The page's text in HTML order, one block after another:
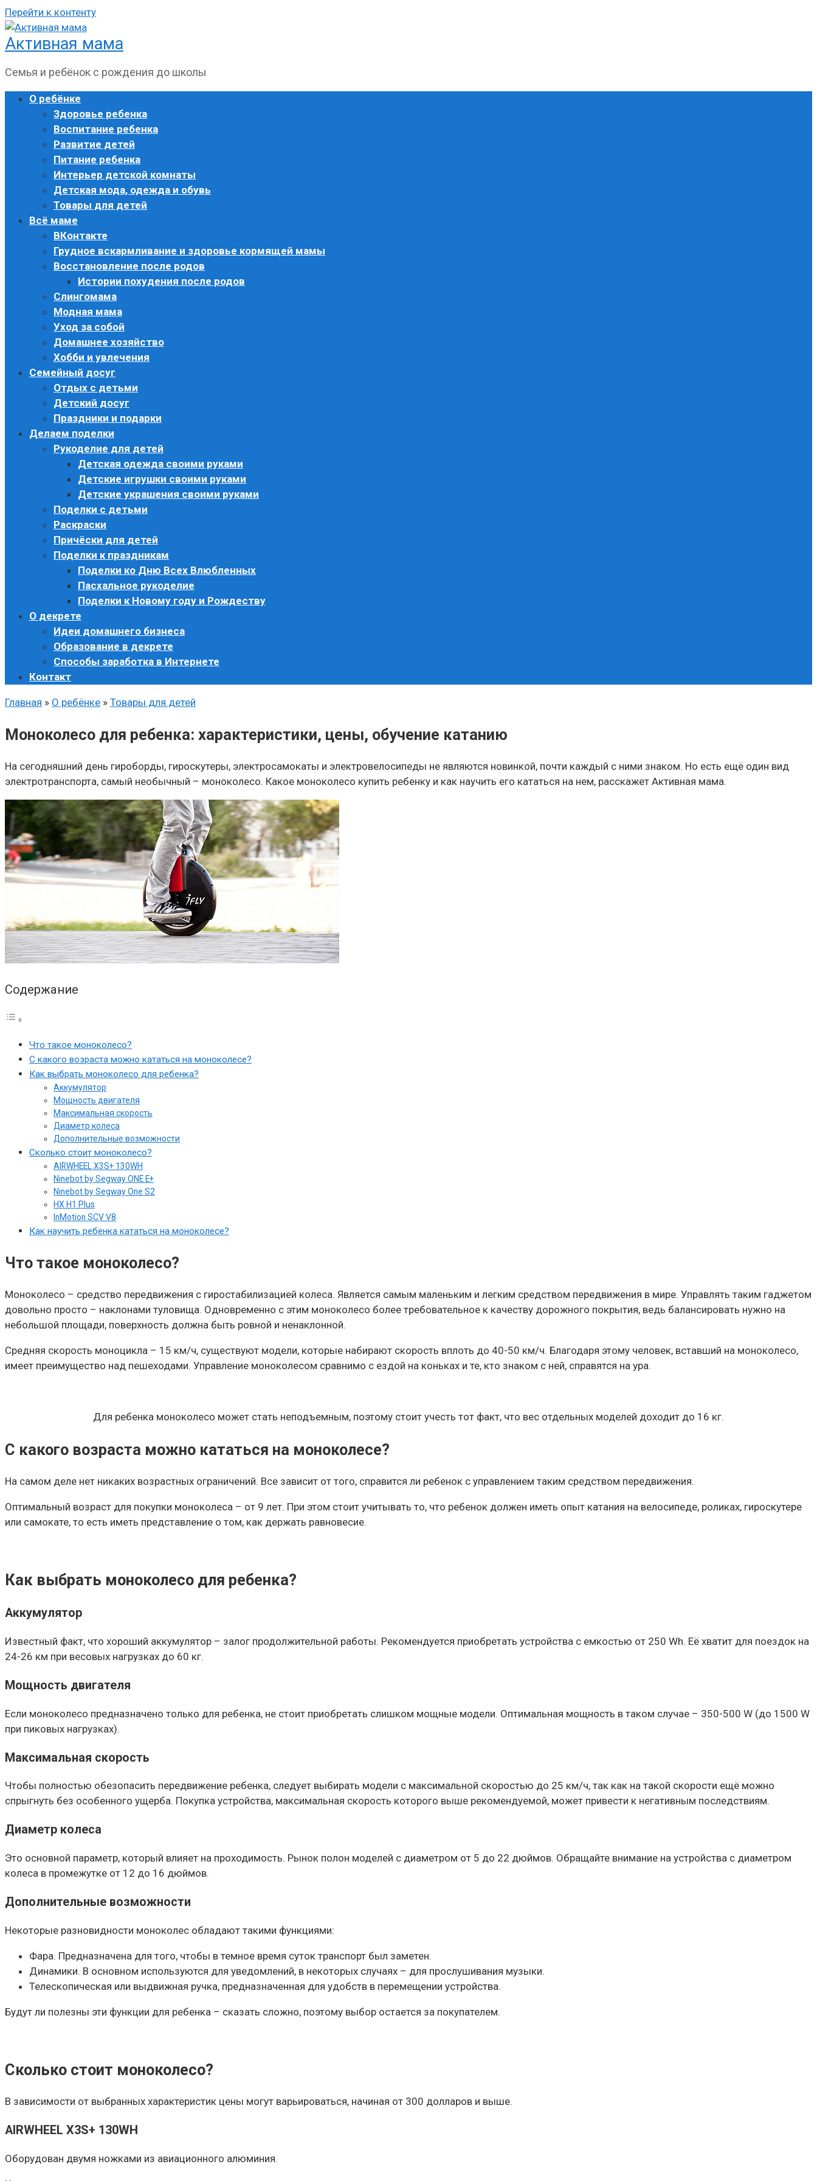
Перейти к контенту
Активная мама
Семья и ребёнок с рождения до школы
О ребёнке
Здоровье ребенка
Воспитание ребенка
Развитие детей
Питание ребенка
Интерьер детской комнаты
Детская мода, одежда и обувь
Товары для детей
Всё маме
ВКонтакте
Грудное вскармливание и здоровье кормящей мамы
Восстановление после родов
Истории похудения после родов
Слингомама
Модная мама
Уход за собой
Домашнее хозяйство
Хобби и увлечения
Семейный досуг
Отдых с детьми
Детский досуг
Праздники и подарки
Делаем поделки
Рукоделие для детей
Детская одежда своими руками
Детские игрушки своими руками
Детские украшения своими руками
Поделки с детьми
Раскраски
Причёски для детей
Поделки к праздникам
Поделки ко Дню Всех Влюбленных
Пасхальное рукоделие
Поделки к Новому году и Рождеству
О декрете
Идеи домашнего бизнеса
Образование в декрете
Способы заработка в Интернете
Контакт
Главная » О ребёнке » Товары для детей
Моноколесо для ребенка: характеристики, цены, обучение катанию
На сегодняшний день гироборды, гироскутеры, электросамокаты и электровелосипеды не являются новинкой, почти каждый с ними знаком. Но есть ещё один вид
электротранспорта, самый необычный – моноколесо. Какое моноколесо купить ребенку и как научить его кататься на нем, расскажет Активная мама.
Содержание
Что такое моноколесо?
С какого возраста можно кататься на моноколесе?
Как выбрать моноколесо для ребенка?
Аккумулятор
Мощность двигателя
Максимальная скорость
Диаметр колеса
Дополнительные возможности
Сколько стоит моноколесо?
AIRWHEEL X3S+ 130WH
Ninebot by Segway ONE E+
Ninebot by Segway One S2
HX H1 Plus
InMotion SCV V8
Как научить ребенка кататься на моноколесе?
Что такое моноколесо?
Моноколесо – средство передвижения с гиростабилизацией колеса. Является самым маленьким и легким средством передвижения в мире. Управлять таким гаджетом
довольно просто – наклонами туловища. Одновременно с этим моноколесо более требовательное к качеству дорожного покрытия, ведь балансировать нужно на
небольшой площади, поверхность должна быть ровной и ненаклонной.
Средняя скорость моноцикла – 15 км/ч, существуют модели, которые набирают скорость вплоть до 40-50 км/ч. Благодаря этому человек, вставший на моноколесо,
имеет преимущество над пешеходами. Управление моноколесом сравнимо с ездой на коньках и те, кто знаком с ней, справятся на ура.
Для ребенка моноколесо может стать неподъемным, поэтому стоит учесть тот факт, что вес отдельных моделей доходит до 16 кг.
С какого возраста можно кататься на моноколесе?
На самом деле нет никаких возрастных ограничений. Все зависит от того, справится ли ребенок с управлением таким средством передвижения.
Оптимальный возраст для покупки моноколеса – от 9 лет. При этом стоит учитывать то, что ребенок должен иметь опыт катания на велосипеде, роликах, гироскутере
или самокате, то есть иметь представление о том, как держать равновесие.
Как выбрать моноколесо для ребенка?
Аккумулятор
Известный факт, что хороший аккумулятор – залог продолжительной работы. Рекомендуется приобретать устройства с емкостью от 250 Wh. Её хватит для поездок на
24-26 км при весовых нагрузках до 60 кг.
Мощность двигателя
Если моноколесо предназначено только для ребенка, не стоит приобретать слишком мощные модели. Оптимальная мощность в таком случае – 350-500 W (до 1500 W
при пиковых нагрузках).
Максимальная скорость
Чтобы полностью обезопасить передвижение ребенка, следует выбирать модели с максимальной скоростью до 25 км/ч, так как на такой скорости ещё можно
спрыгнуть без особенного ущерба. Покупка устройства, максимальная скорость которого выше рекомендуемой, может привести к негативным последствиям.
Диаметр колеса
Это основной параметр, который влияет на проходимость. Рынок полон моделей с диаметром от 5 до 22 дюймов. Обращайте внимание на устройства с диаметром
колеса в промежутке от 12 до 16 дюймов.
Дополнительные возможности
Некоторые разновидности моноколес обладают такими функциями:
Фара. Предназначена для того, чтобы в темное время суток транспорт был заметен.
Динамики. В основном используются для уведомлений, в некоторых случаях – для прослушивания музыки.
Телескопическая или выдвижная ручка, предназначенная для удобств в перемещении устройства.
Будут ли полезны эти функции для ребенка – сказать сложно, поэтому выбор остается за покупателем.
Сколько стоит моноколесо?
В зависимости от выбранных характеристик цены могут варьироваться, начиная от 300 долларов и выше.
AIRWHEEL X3S+ 130WH
Оборудован двумя ножками из авиационного алюминия.